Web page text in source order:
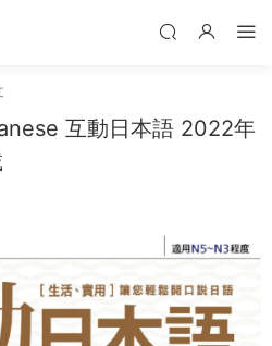
互動日本語 2022年